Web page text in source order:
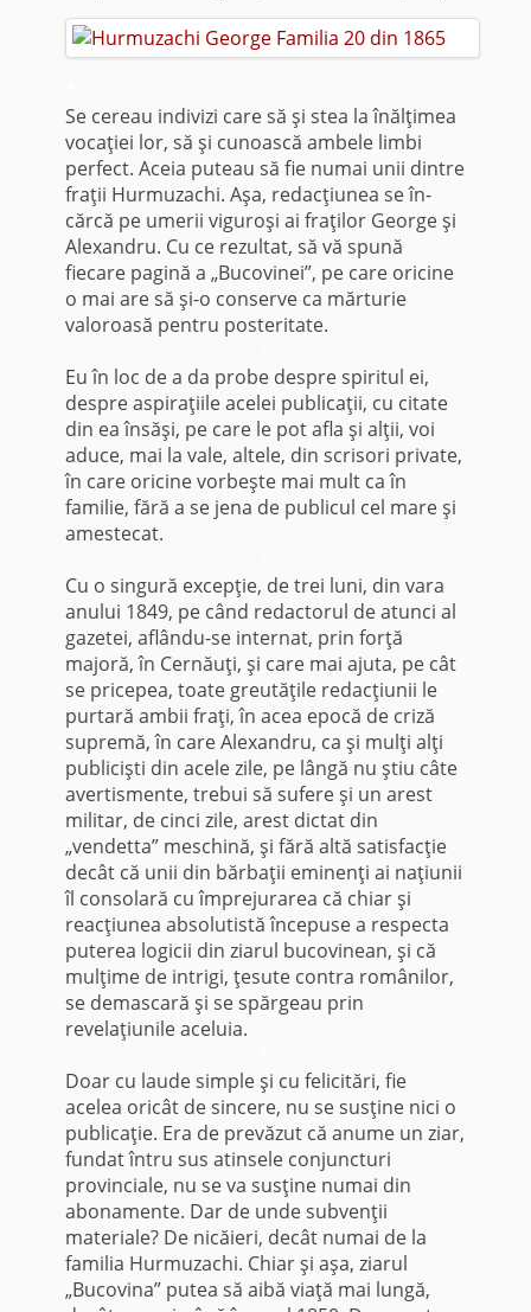
Se cereau indivizi care să şi stea la înălţimea
vocaţiei lor, să şi cunoască am­bele limbi
perfect. Aceia puteau să fie numai unii dintre
fraţii Hurmuzachi. Aşa, redacţiunea se în­
cărcă pe umerii viguroşi ai fraţilor George şi
Ale­xandru. Cu ce rezultat, să vă spună
fiecare pagină a „Bucovinei”, pe care oricine
o mai are să şi-o con­serve ca mărturie
valoroasă pentru posteritate.
Eu în loc de a da probe despre spiritul ei,
despre aspiraţiile acelei publicaţii, cu citate
din ea însăşi, pe care le pot afla şi alţii, voi
aduce, mai la vale, altele, din scri­sori private,
în care oricine vorbeşte mai mult ca în
familie, fără a se jena de publicul cel mare şi
amestecat.
Cu o singură excepţie, de trei luni, din vara
anului 1849, pe când redactorul de atunci al
gazetei, aflându-se internat, prin forţă
majoră, în Cernăuţi, şi care mai ajuta, pe cât
se pricepea, toate greutăţile redacţiunii le
purtară ambii fraţi, în acea epocă de criză
supremă, în care Alexandru, ca şi mulţi alţi
publicişti din acele zile, pe lângă nu ştiu câte
avertismente, trebui să sufere şi un arest
militar, de cinci zile, arest dictat din
„vendetta” meschină, şi fără altă satisfacţie
decât că unii din bărbaţii eminenţi ai naţiunii
îl consolară cu împrejurarea că chiar şi
reacţiunea absolutistă începuse a respecta
puterea logicii din ziarul bucovinean, şi că
mulţime de intrigi, ţesute contra românilor,
se demascară şi se spărgeau prin
revelaţiunile aceluia.
Doar cu laude simple şi cu felicitări, fie
acelea oricât de sincere, nu se susţine nici o
publicaţie. Era de prevăzut că anume un ziar,
fundat întru sus atinsele conjuncturi
provinciale, nu se va susţine numai din
abonamente. Dar de unde subvenţii
materiale? De nicăieri, decât numai de la
familia Hurmuzachi. Chiar şi aşa, ziarul
„Bucovina” putea să aibă viaţă mai lungă,